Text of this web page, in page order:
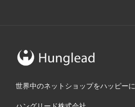
世界中のネットショップをハッピーに